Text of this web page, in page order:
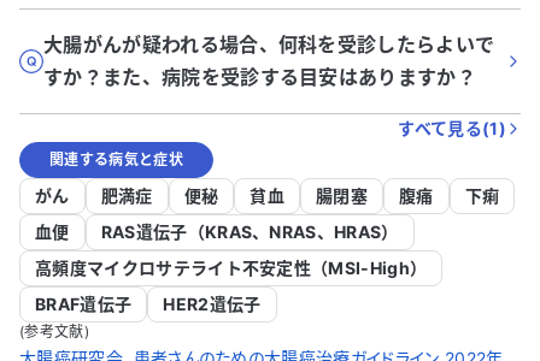
大腸がんが疑われる場合、何科を受診したらよいで
すか？また、病院を受診する目安はありますか？
すべて見る(1)
関連する病気と症状
がん 肥満症 便秘 貧血 腸閉塞 腹痛
下痢
血便
RAS遺伝子（KRAS、NRAS、HRAS）
高頻度マイクロサテライト不安定性（MSI-High）
BRAF遺伝子
HER2遺伝子
(参考文献)